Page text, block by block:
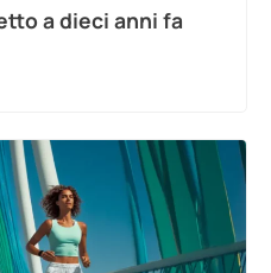
a dieci anni fa